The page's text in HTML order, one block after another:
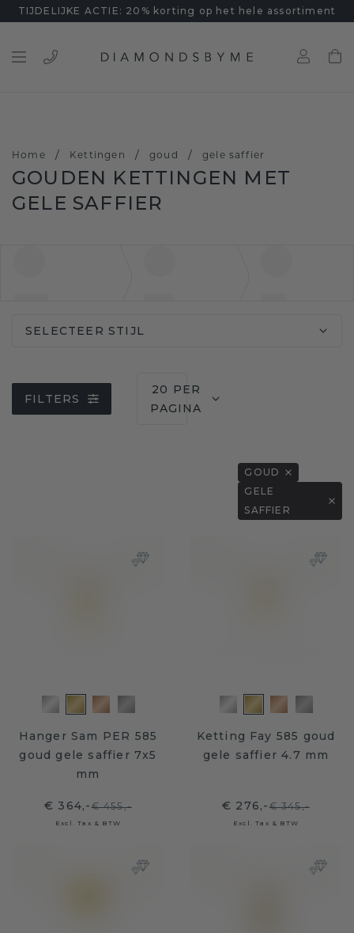
TIJDELIJKE ACTIE: 20% korting op het hele assortiment
Home / Kettingen / goud / gele saffier
GOUDEN KETTINGEN MET
GELE SAFFIER
SELECTEER STIJL
FILTERS
20 PER
PAGINA
GOUD
GELE
SAFFIER
Hanger Sam PER 585
goud gele saffier 7x5
mm
€ 364,-€ 455,-
Excl. Tax & BTW
Ketting Fay 585 goud
gele saffier 4.7 mm
€ 276,-€ 345,-
Excl. Tax & BTW